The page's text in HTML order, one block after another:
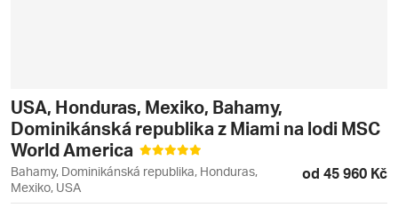
USA, Honduras, Mexiko, Bahamy,
Dominikánská republika z Miami na lodi MSC
World America
Bahamy, Dominikánská republika, Honduras,
Mexiko, USA
od 45 960 Kč